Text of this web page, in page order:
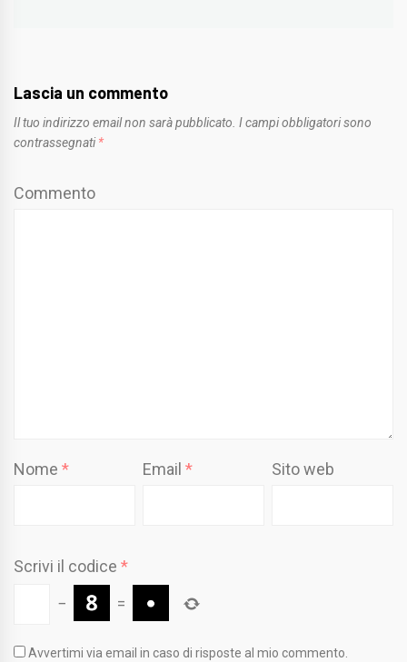
Lascia un commento
Il tuo indirizzo email non sarà pubblicato. I campi obbligatori sono
contrassegnati *
Commento
Nome * Email* Sito web
Scrivi il codice *
−
=
Avvertimi via email in caso di risposte al mio commento.